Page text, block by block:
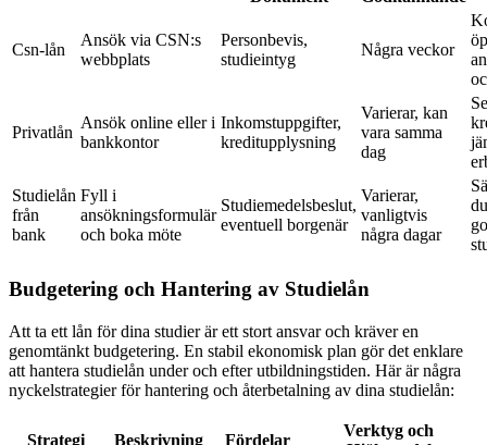
Csn-lån
Ansök via CSN:s
webbplats
Personbevis,
studieintyg
Några veckor
Privatlån
Ansök online eller i
bankkontor
Inkomstuppgifter,
kreditupplysning
Varierar, kan
vara samma
dag
Studielån
från
bank
Fyll i
ansökningsformulär
och boka möte
Studiemedelsbeslut,
eventuell borgenär
Varierar,
vanligtvis
några dagar
Budgetering och Hantering av Studielån
Att ta ett lån för dina studier är ett stort ansvar och kräver en
genomtänkt budgetering. En stabil ekonomisk plan gör det enklare
att hantera studielån under och efter utbildningstiden. Här är några
nyckelstrategier för hantering och återbetalning av dina studielån:
Strategi Beskrivning Fördelar
Verktyg och